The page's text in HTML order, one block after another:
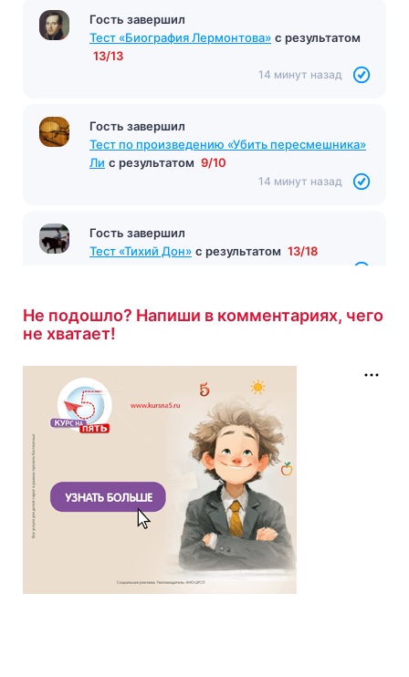
Гость завершил
Тест «Биография Лермонтова» с результатом
13/13
14 минут назад
Гость завершил
Тест по произведению «Убить пересмешника»
Ли с результатом 9/10
14 минут назад
Гость завершил
Тест «Тихий Дон» с результатом 13/18
Не подошло? Напиши в комментариях, чего
не хватает!